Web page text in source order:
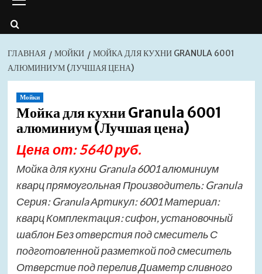
меню
ГЛАВНАЯ МОЙКИ
МОЙКА ДЛЯ КУХНИ GRANULA 6001
АЛЮМИНИУМ (ЛУЧШАЯ ЦЕНА)
Мойки
Мойка для кухни Granula 6001
алюминиум (Лучшая цена)
Цена от: 5640 руб.
Мойка для кухни Granula 6001 алюминиум
кварц прямоугольная Производитель: Granula
Серия: Granula Артикул: 6001 Материал:
кварц Комплектация: сифон, установочный
шаблон Без отверстия под смеситель С
подготовленной разметкой под смеситель
Отверстие под перелив Диаметр сливного